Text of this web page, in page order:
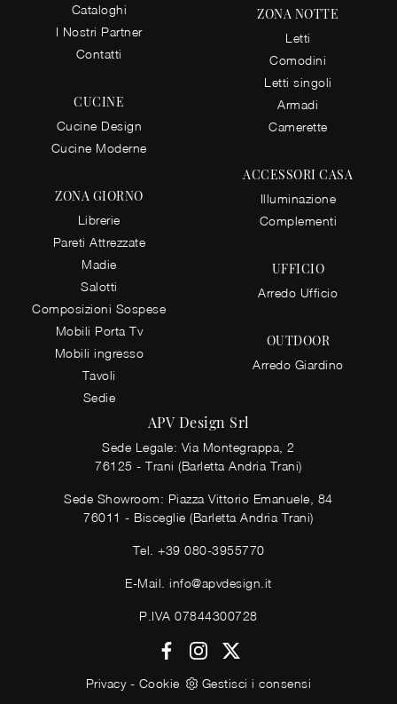
Cataloghi
I Nostri Partner
Contatti
CUCINE
Cucine Design
Cucine Moderne
ZONA GIORNO
Librerie
Pareti Attrezzate
Madie
Salotti
Composizioni Sospese
Mobili Porta Tv
Mobili ingresso
Tavoli
Sedie
ZONA NOTTE
Letti
Comodini
Letti singoli
Armadi
Camerette
ACCESSORI CASA
Illuminazione
Complementi
UFFICIO
Arredo Ufficio
OUTDOOR
Arredo Giardino
APV Design Srl
Sede Legale: Via Montegrappa, 2
76125 - Trani (Barletta Andria Trani)
Sede Showroom: Piazza Vittorio Emanuele, 84
76011 - Bisceglie (Barletta Andria Trani)
Tel. +39 080-3955770
E-Mail.info@apvdesign.it
P.IVA 07844300728
Privacy- Cookie Gestisci i consensi